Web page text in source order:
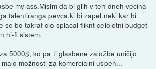
my ass.Mislm da bi glih v teh dneh vecina
talentiranga pevca,ki bi zapel neki kar bi
se bo takrat clo splacal fliknt celoletni budget
hi-fi sistem.
5000$, ko pa ti glasbene založbeuničijo
možnosti za komercialni uspeh...